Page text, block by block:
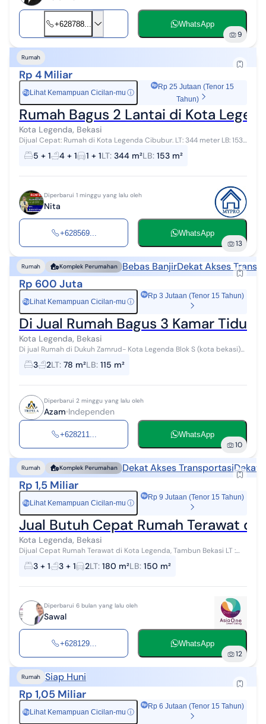
+628788... WhatsApp
9
Rumah
Rp 4 Miliar
Rp Lihat Kemampuan Cicilan-mu ⓘ
Rp 25 Jutaan (Tenor 15
Tahun)
Rumah Bagus 2 Lantai di Kota
Kota Legenda, Bekasi
Dijual Cepat: Rumah di Kota Legenda Cibubur. LT: 344 meter LB: 153
meter KT: 5+1 KM: 4+1 Listrik: 3.500 watt Air: air tanah Harga: 4M WA:
Nita 08...
5 + 1 4 + 1 1 + 1LT: 344 m²LB: 153 m²
Diperbarui 1 minggu yang lalu oleh
Nita
+628569... WhatsApp
13
Rumah Komplek Perumahan Bebas BanjirDekat Akses
Rp 600 Juta
Rp Lihat Kemampuan Cicilan-mu ⓘ
Rp 3 Jutaan (Tenor 15 Tahun)
Di Jual Rumah Bagus 3 Kamar Tidur
Kota Legenda, Bekasi
Di jual Rumah di Dukuh Zamrud- Kota Legenda Blok S (kota bekasi)
dgn spesifikasi : Luas tanah : 78 m2 Luas bangunan : 115 m2 dapur, 3
kmr tidur...
3 2LT: 78 m²LB: 115 m²
Diperbarui 2 minggu yang lalu oleh
Azam Independen
+628211... WhatsApp
10
Rumah Komplek Perumahan Dekat Akses TransportasiDekat
Rp 1,5 Miliar
Rp Lihat Kemampuan Cicilan-mu ⓘ
Rp 9 Jutaan (Tenor 15 Tahun)
Jual Butuh Cepat Rumah Terawat di
Kota Legenda, Bekasi
Dijual Cepat Rumah Terawat di Kota Legenda, Tambun Bekasi LT :
180m² LB : 150m² KT : 3 KM : 3 KT / KM ART : 1/1 Jumlah lantai : 2
Carport : 2 ...
3 + 1 3 + 1 2LT: 180 m²LB: 150 m²
Diperbarui 6 bulan yang lalu oleh
Sawal
+628129... WhatsApp
12
Rumah Siap Huni
Rp 1,05 Miliar
Rp Lihat Kemampuan Cicilan-mu ⓘ
Rp 6 Jutaan (Tenor 15 Tahun)